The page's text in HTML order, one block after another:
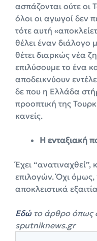
ασπάζονται ούτε οι
όλοι οι αγωγοί δεν
τότε αυτή
θέλει έναν
θέτει διαρκώς νέα
επιλύσουμε το ένα
αποδεικνύουν
δε που η Ελλάδα
προοπτική της
κανείς.
Η ενταξιακή
Έχει
επιλογών. Όχι όμως,
αποκλειστικά
Εδώ το άρθρο όπως
sputniknews.gr